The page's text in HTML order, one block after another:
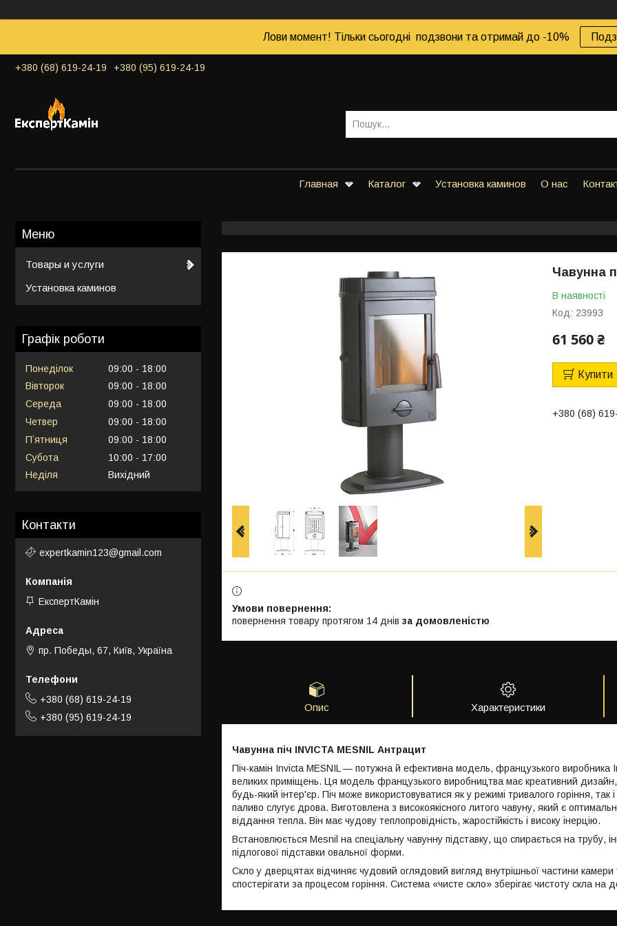
Лови момент! Тільки сьогодні подзвони та отримай до -10%
+380 (68) 619-24-19 +380 (95) 619-24-19
Главная Каталог Установка каминов О нас
Чавунна
В наявності
Код: 23993
61 560 ₴
Купити
+380 (68)
повернення товару протягом 14 днів за домовленістю
Опис Характеристики
Чавунна піч INVICTA MESNIL Антрацит
Піч-камін Invicta MESNIL — потужна й ефективна модель, французького виробника
великих приміщень. Ця модель французького виробництва має креативний дизайн,
будь-який інтер'єр. Піч може використовуватися як у режимі тривалого горіння, так
паливо слугує дрова. Виготовлена з високоякісного литого чавуну, який є
віддання тепла. Він має чудову теплопровідність, жаростійкість і високу інерцію.
Встановлюється Mesnil на спеціальну чавунну підставку, що спирається на трубу,
підлогової підставки овальної форми.
Скло у дверцятах відчиняє чудовий оглядовий вигляд внутрішньої частини
спостерігати за процесом горіння. Система «чисте скло» зберігає чистоту скла на
Товары и услуги
Установка каминов
Графік роботи
Понеділок 09:00
18:00
Вівторок
09:00
18:00
Середа
09:00
18:00
Четвер
09:00
18:00
Пʼятниця
09:00
18:00
Субота
10:00
17:00
Неділя
Вихідний
Контакти
expertkamin123@gmail.com
ЕкспертКамін
пр. Победы, 67, Київ, Україна
+380 (68) 619-24-19
+380 (95) 619-24-19